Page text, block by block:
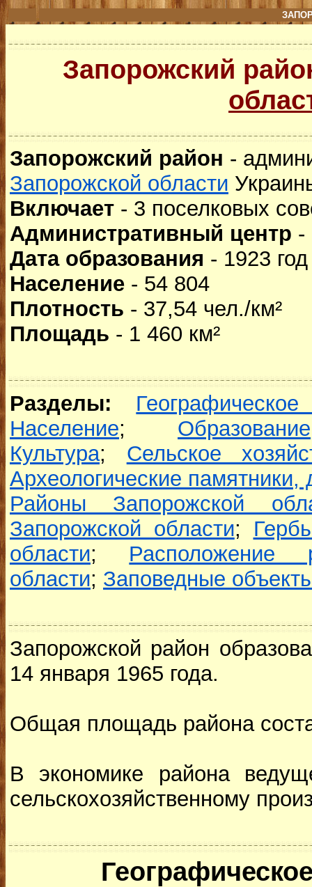
Запорожский
Запорожский район -
Запорожской области
Включает - 3 поселковых
Административный центр -
Дата образования - 1923 год
Население - 54 804
Плотность - 37,54 чел./км²
Площадь - 1 460 км²
Разделы:
Население; Образование
Культура; Сельское
Археологические памятники,
Районы Запорожской
Запорожской области;
области; Расположение
области; Заповедные
Запорожской район
14 января 1965 года.
Общая площадь района
В экономике района
сельскохозяйственному